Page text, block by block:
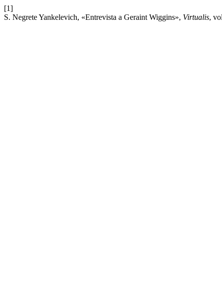
[1]
S. Negrete Yankelevich, «Entrevista a Geraint Wiggins», Virtualis,